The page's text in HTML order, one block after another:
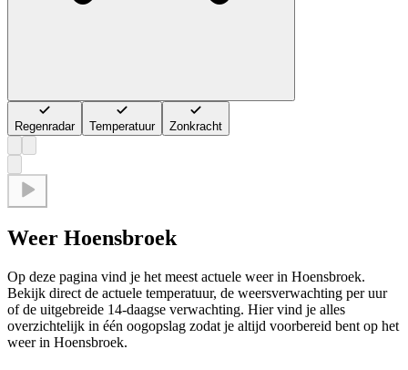
Regenradar Temperatuur Zonkracht
Weer Hoensbroek
Op deze pagina vind je het meest actuele weer in Hoensbroek.
Bekijk direct de actuele temperatuur, de weersverwachting per uur
of de uitgebreide 14-daagse verwachting. Hier vind je alles
overzichtelijk in één oogopslag zodat je altijd voorbereid bent op het
weer in Hoensbroek.